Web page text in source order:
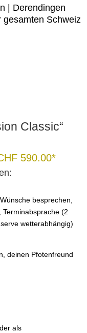
| Derendingen
gesamten Schweiz
Classic“
590.00*
besprechen,
(2
wetterabhängig)
deinen Pfotenfreund
als